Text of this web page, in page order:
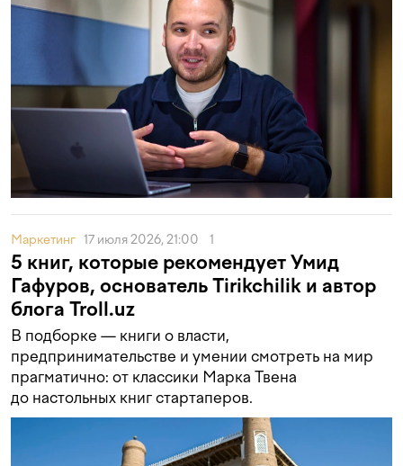
Маркетинг 17 июля 2026, 21:00 1
5 книг, которые рекомендует Умид
Гафуров, основатель Tirikchilik и автор
блога Troll.uz
В подборке — книги о власти,
предпринимательстве и умении смотреть на мир
прагматично: от классики Марка Твена
до настольных книг стартаперов.